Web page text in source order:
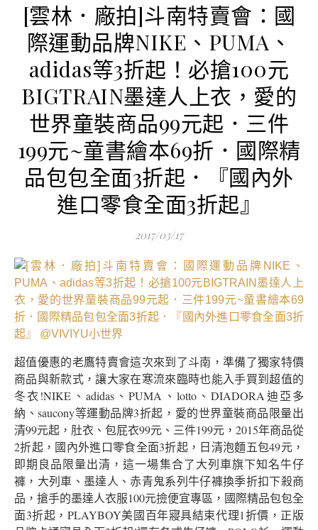
[雲林．廠拍]斗南特賣會：國
際運動品牌NIKE、PUMA、
adidas等3折起！必搶100元
BIGTRAIN墨達人上衣，愛的
世界童裝商品99元起．三件
199元~童書繪本69折．國際精
品包包全面3折起．『國內外
進口零食全面3折起』
2017/03/17
超值優惠的老鷹特賣會這次來到了斗南，準備了獨家特價
商品與新款式，讓大家在寒流來臨時也能入手買到超值的
冬衣!NIKE、adidas、PUMA、lotto、DIADORA迪亞多
納、saucony等運動品牌3折起，愛的世界童裝商品限量出
清99元起，肚衣、包屁衣99元、三件199元，2015年商品從
2折起，國內外進口零食全面3折起，日清泡麵五包49元，
即期良品限量出清，這一場集合了大列車旗下知名牛仔
褲，大列車、墨達人、赤青鬼系列牛仔褲換季折扣下殺商
品，搶手的墨達人衣服100元撿便宜專區，國際精品包包全
面3折起，PLAYBOY美國百年寢具結束代理1折價，正版